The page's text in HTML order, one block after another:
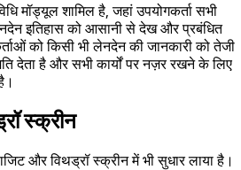
मॉड्यूल शामिल है, जहां उपयोगकर्ता सभी
इतिहास को आसानी से देख और प्रबंधित
को किसी भी लेनदेन की जानकारी को तेजी
देता है और सभी कार्यों पर नज़र रखने के लिए
स्क्रीन
और विथड्रॉ स्क्रीन में भी सुधार लाया है।